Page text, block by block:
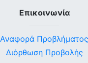
Επικοινωνία
Αναφορά Προβλήματος
Διόρθωση Προβολής